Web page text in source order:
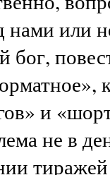
нами или
бог,
и
не в